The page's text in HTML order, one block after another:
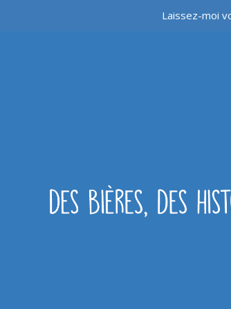
Laissez-moi